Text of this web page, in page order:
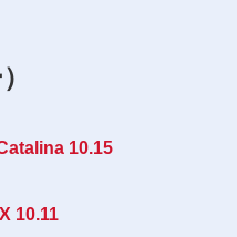
10.15
10.11